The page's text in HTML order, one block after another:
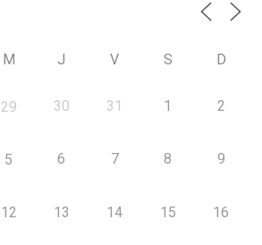
M J V S D
29 30 31 1 2
5 6 7 8 9
12 13 14 15 16